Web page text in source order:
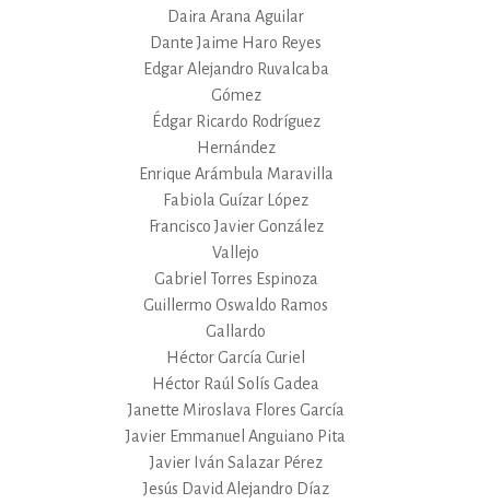
Daira Arana Aguilar
Dante Jaime Haro Reyes
Edgar Alejandro Ruvalcaba
Gómez
Édgar Ricardo Rodríguez
Hernández
Enrique Arámbula Maravilla
Fabiola Guízar López
Francisco Javier González
Vallejo
Gabriel Torres Espinoza
Guillermo Oswaldo Ramos
Gallardo
Héctor García Curiel
Héctor Raúl Solís Gadea
Janette Miroslava Flores García
Javier Emmanuel Anguiano Pita
Javier Iván Salazar Pérez
Jesús David Alejandro Díaz